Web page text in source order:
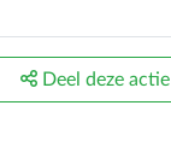
Deel deze actie